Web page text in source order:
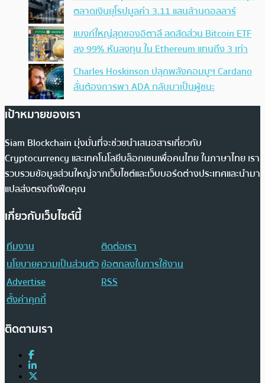
ตลาดเงินยุโรปมูลค่า 3.11 แสนล้านดอลลาร์
แบงก์ใหญ่สุดของอิตาลี ลดสัดส่วน Bitcoin ETF
ลง 99% หันลงทุน ใน Ethereum แทนถึง 3 เท่า
Charles Hoskinson ปลุกพลังคอมมูฯ Cardano
ลั่นต้องการพา ADA กลับมาเป็นผู้ชนะ
เป้าหมายของเรา
Siam Blockchain มุ่งมั่นที่จะช่วยนำเสนอสารเกี่ยวกับ
Cryptocurrency และเทคโนโลยีบล็อกเชนเพื่อคนไทย ในภาษาไทย เรา
รวบรวมข้อมูลส่วนใหญ่จากเว็บไซต์และเว็บบอร์ดต่างประเทศและนำมา
แปลส่งตรงถึงฟีดคุณ
เกี่ยวกับเว็บไซต์นี้
ทีมงาน
ติดต่อเรา
นโยบายความเป็นส่วนตัวข้อตกลงในการใช้งาน
Advertise
RSS
ตั้งค่าคุกกี้
ติดตามเรา